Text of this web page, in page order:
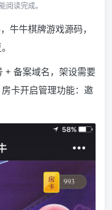
读完成。
牛牛棋牌游戏源码，
+ 备案域名，架设需要
卡开启管理功能：邀